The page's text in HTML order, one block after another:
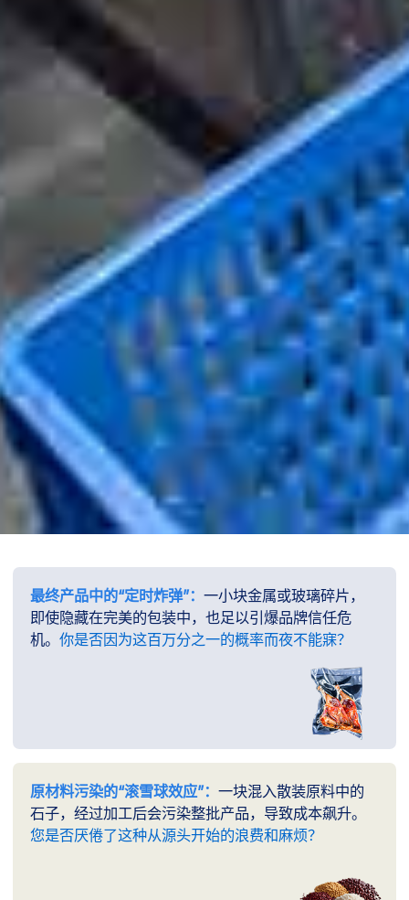
最终产品中的“定时炸弹”：一小块金属或玻璃碎片，
即使隐藏在完美的包装中，也足以引爆品牌信任危
机。你是否因为这百万分之一的概率而夜不能寐？
原材料污染的“滚雪球效应”：一块混入散装原料中的
石子，经过加工后会污染整批产品，导致成本飙升。
您是否厌倦了这种从源头开始的浪费和麻烦？